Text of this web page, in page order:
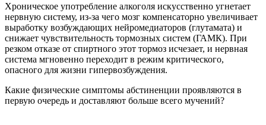
Хроническое употребление алкоголя искусственно угнетает
нервную систему, из-за чего мозг компенсаторно увеличивает
выработку возбуждающих нейромедиаторов (глутамата) и
снижает чувствительность тормозных систем (ГАМК). При
резком отказе от спиртного этот тормоз исчезает, и нервная
система мгновенно переходит в режим критического,
опасного для жизни гипервозбуждения.
Какие физические симптомы абстиненции проявляются в
первую очередь и доставляют больше всего мучений?